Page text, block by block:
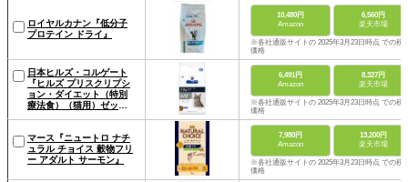
ロイヤルカナン『低分子
プロテイン ドライ』
10,480円
Amazon
6,560円
楽天市場
※各社通販サイトの 2025年3月23日時点 での税
価格
日本ヒルズ・コルゲート
『ヒルズ プリスクリプシ
ョン・ダイエット（特別
療法食）（猫用）ゼッド
6,491円
Amazon
8,327円
楽天市場
※各社通販サイトの 2025年3月23日時点 での税
価格
マース『ニュートロ ナチ
ュラル チョイス 穀物フリ
ー アダルト サーモン』
7,980円
Amazon
13,200円
楽天市場
※各社通販サイトの 2025年3月23日時点 での税
価格